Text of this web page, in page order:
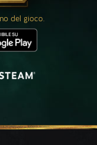
del gioco.